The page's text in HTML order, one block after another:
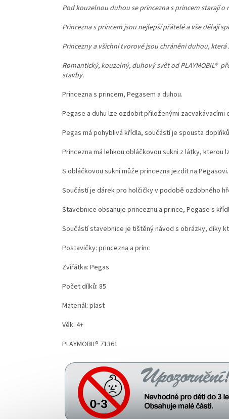
Pod kouzelnou duhou se princezna s princem starají o
Princezna s princem jsou nejlepší přátelé a vše dělají
Princezny a všichni tvorové jsou chráněni duhou,
Romantický, kouzelný, duhový svět od PLAYMOBIL®
stavby.
Princezna s princem, Pegasem a duhou.
Pegase a duhu lze ozdobit přiloženými zacvakávacími
Pegas má pohyblivá křídla, součástí je spousta
Princezna má lehkou obláčkovou sukni z látky, kterou
S obláčkovou sukní může princezna jezdit na Pegasovi.
Součástí je dárek pro holčičky v podobě ozdobného
Stavebnice obsahuje princeznu a prince, Pegase s
Součástí stavebnice je tištěný návod s obrázky, díky
Postavičky: princezna a princ
Zvířátka: Pegas
Počet dílků: 85
Materiál: plast
Věk: 4+
PLAYMOBIL® 71361